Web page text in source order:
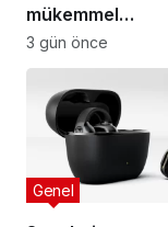
mükemmel
tamamlayıcısı:
aksesuar
3 gün önce
Genel